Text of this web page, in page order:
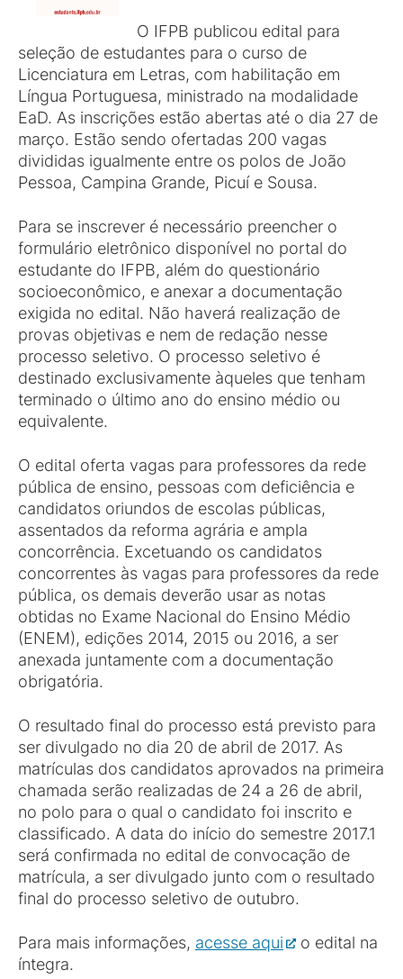
O IFPB publicou edital para
seleção de estudantes para o curso de
Licenciatura em Letras, com habilitação em
Língua Portuguesa, ministrado na modalidade
EaD. As inscrições estão abertas até o dia 27 de
março. Estão sendo ofertadas 200 vagas
divididas igualmente entre os polos de João
Pessoa, Campina Grande, Picuí e Sousa.
Para se inscrever é necessário preencher o
formulário eletrônico disponível no portal do
estudante do IFPB, além do questionário
socioeconômico, e anexar a documentação
exigida no edital. Não haverá realização de
provas objetivas e nem de redação nesse
processo seletivo. O processo seletivo é
destinado exclusivamente àqueles que tenham
terminado o último ano do ensino médio ou
equivalente.
O edital oferta vagas para professores da rede
pública de ensino, pessoas com deficiência e
candidatos oriundos de escolas públicas,
assentados da reforma agrária e ampla
concorrência. Excetuando os candidatos
concorrentes às vagas para professores da rede
pública, os demais deverão usar as notas
obtidas no Exame Nacional do Ensino Médio
(ENEM), edições 2014, 2015 ou 2016, a ser
anexada juntamente com a documentação
obrigatória.
O resultado final do processo está previsto para
ser divulgado no dia 20 de abril de 2017. As
matrículas dos candidatos aprovados na primeira
chamada serão realizadas de 24 a 26 de abril,
no polo para o qual o candidato foi inscrito e
classificado. A data do início do semestre 2017.1
será confirmada no edital de convocação de
matrícula, a ser divulgado junto com o resultado
final do processo seletivo de outubro.
Para mais informações, acesse aqui
o edital na
íntegra.